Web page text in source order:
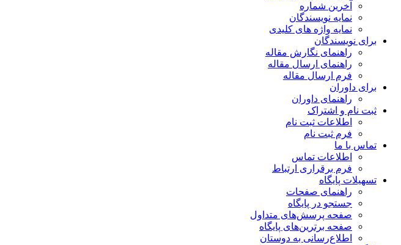
آخرین شماره
نمایه نویسندگان
نمایه واژه های کلیدی
برای نویسندگان
راهنمای نگارش مقاله
راهنمای ارسال مقاله
فرم ارسال مقاله
برای داوران
راهنمای داوران
ثبت نام و اشتراک
اطلاعات ثبت نام
فرم ثبت نام
تماس با ما
اطلاعات تماس
فرم برقراری ارتباط
تسهیلات پایگاه
راهنمای صفحات
جستجو در پایگاه
صفحه پرسش‌های متداول
صفحه برترین‌های پایگاه
اطلاع‌رسانی به دوستان